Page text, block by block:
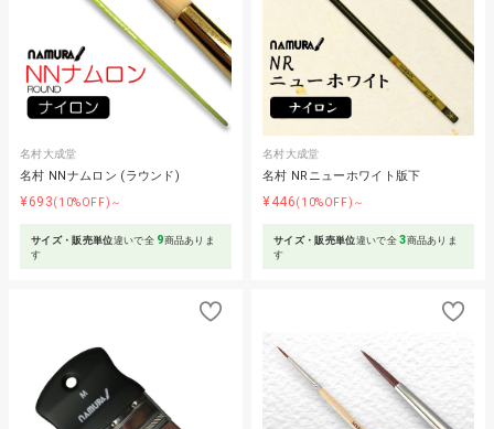
名村大成堂
名村 NNナムロン (ラウンド)
¥693(10%OFF)～
サイズ・販売単位違いで全 9商品ありま
す
名村大成堂
名村 NRニューホワイト版下
¥446(10%OFF)～
サイズ・販売単位違いで全3商品ありま
す